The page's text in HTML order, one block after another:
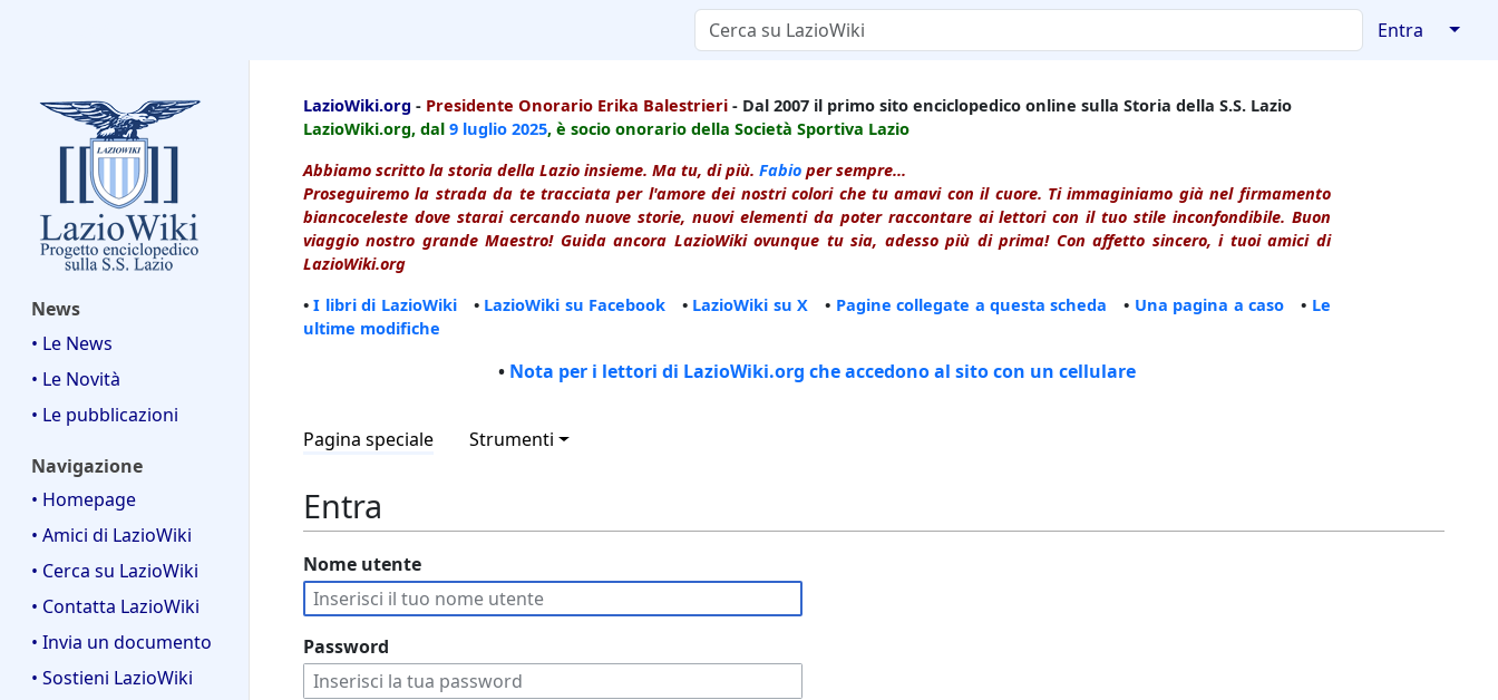
Entra ↓
News
• Le News
• Le Novità
• Le pubblicazioni
Navigazione
• Homepage
• Amici di LazioWiki
• Cerca su LazioWiki
• Contatta LazioWiki
• Invia un documento
• Sostieni LazioWiki
LazioWiki.org - Presidente Onorario Erika Balestrieri - Dal 2007 il primo sito enciclopedico online sulla Storia della S.S. Lazio
LazioWiki.org, dal 9 luglio 2025, è socio onorario della Società Sportiva Lazio
Abbiamo scritto la storia della Lazio insieme. Ma tu, di più. Fabio per sempre...
Proseguiremo la strada da te tracciata per l'amore dei nostri colori che tu amavi con il cuore. Ti immaginiamo già nel firmamento
biancoceleste dove starai cercando nuove storie, nuovi elementi da poter raccontare ai lettori con il tuo stile inconfondibile. Buon
viaggio nostro grande Maestro! Guida ancora LazioWiki ovunque tu sia, adesso più di prima! Con affetto sincero, i tuoi amici di
LazioWiki.org
•I libri di LazioWiki• LazioWiki su Facebook • LazioWiki su X • Pagine collegate a questa scheda • Una pagina a caso • Le
ultime modifiche
• Nota per i lettori di LazioWiki.org che accedono al sito con un cellulare
Pagina speciale Strumenti
Entra
Nome utente
Password